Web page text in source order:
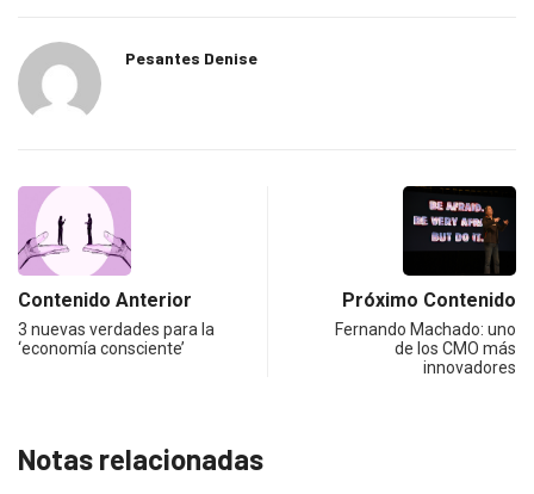
Pesantes Denise
Contenido Anterior
3 nuevas verdades para la
‘economía consciente’
Próximo Contenido
Fernando Machado: uno
de los CMO más
innovadores
Notas relacionadas